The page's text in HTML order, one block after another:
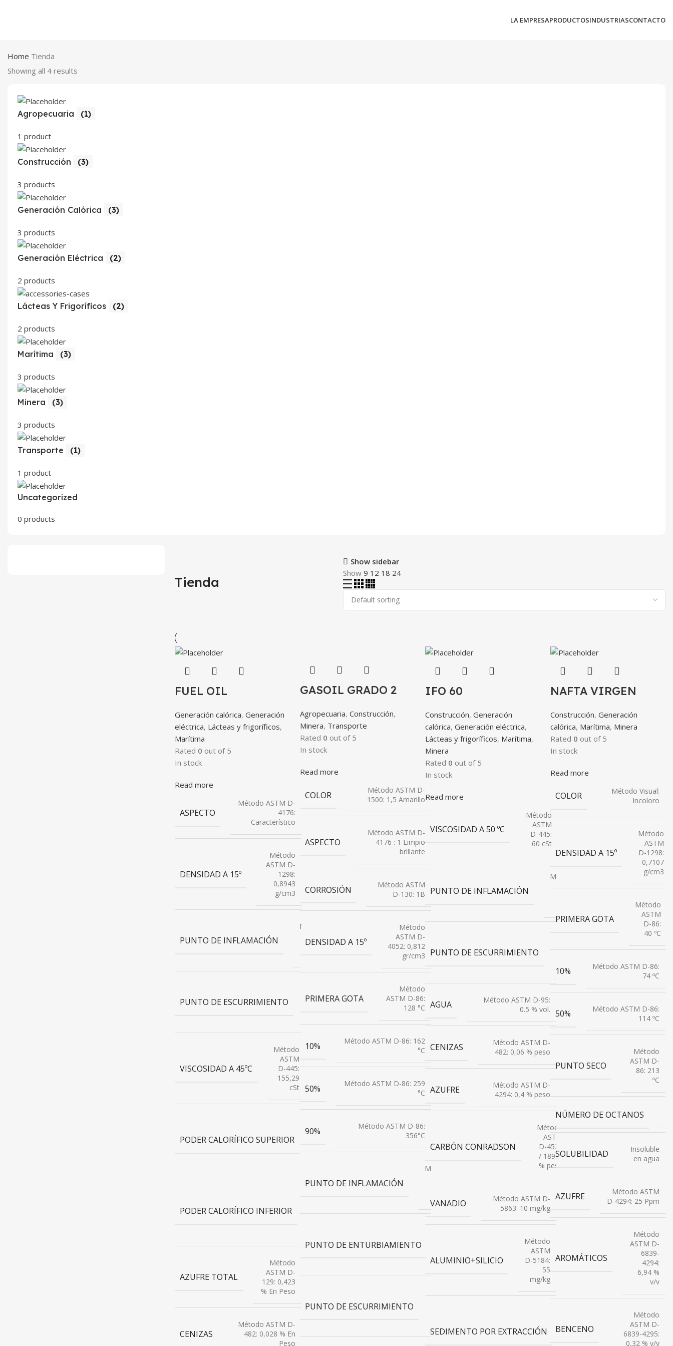
LA EMPRESAPRODUCTOSINDUSTRIASCONTACTO
Home Tienda
Showing all 4 results
Agropecuaria (1)
1 product
Construcción (3)
3 products
Generación Calórica (3)
3 products
Generación Eléctrica (2)
2 products
Lácteas Y Frigoríficos (2)
2 products
Marítima (3)
3 products
Minera (3)
3 products
Transporte (1)
1 product
Uncategorized
0 products
Tienda
Show sidebar
Show9 12 18 24
FUEL OIL
Generación calórica, Generación
eléctrica, Lácteas y frigoríficos,
Marítima
Rated 0 out of 5
In stock
Read more
ASPECTO
Método ASTM D-
4176:
Característico
DENSIDAD A 15º
Método
ASTM D-
1298:
0,8943
g/cm3
PUNTO DE INFLAMACIÓN
Método
D-93:
PUNTO DE ESCURRIMIENTO
ASTM
VISCOSIDAD A 45ºC
Método
ASTM
D-445:
155,29
cSt
PODER CALORÍFICO SUPERIOR
10740
PODER CALORÍFICO INFERIOR
AZUFRE TOTAL
Método
ASTM D-
129: 0,423
% En Peso
CENIZAS
Método ASTM D-
482: 0,028 % En
Peso
GASOIL GRADO 2
Agropecuaria, Construcción,
Minera, Transporte
Rated 0 out of 5
In stock
Read more
COLOR
Método ASTM D-
1500: 1,5 Amarillo
ASPECTO
Método ASTM D-
4176 : 1 Limpio
brillante
CORROSIÓN
Método ASTM
D-130: 1B
DENSIDAD A 15º
Método
ASTM D-
4052: 0,812
gr/cm3
PRIMERA GOTA
Método
ASTM D-86:
128 °C
10%
Método ASTM D-86: 162
°C
50%
Método ASTM D-86: 259
°C
90%
Método ASTM D-86:
356°C
PUNTO DE INFLAMACIÓN
Método
PUNTO DE ENTURBIAMIENTO
2°C
PUNTO DE ESCURRIMIENTO
IFO 60
Construcción, Generación
calórica, Generación eléctrica,
Lácteas y frigoríficos, Marítima,
Minera
Rated 0 out of 5
In stock
Read more
VISCOSIDAD A 50 ºC
Método
ASTM
D-445:
60 cSt
PUNTO DE INFLAMACIÓN
Método
ASTM
PUNTO DE ESCURRIMIENTO
ASTM
AGUA
Método ASTM D-95:
0.5 % vol.
CENIZAS
Método ASTM D-
482: 0,06 % peso
AZUFRE
Método ASTM D-
4294: 0,4 % peso
CARBÓN CONRADSON
Método
ASTM
D-4530
/ 189: 5
% peso
VANADIO
Método ASTM D-
5863: 10 mg/kg
ALUMINIO+SILICIO
Método
ASTM
D-5184:
55
mg/kg
SEDIMENTO POR EXTRACCIÓN
D-473:
NAFTA VIRGEN
Construcción, Generación
calórica, Marítima, Minera
Rated 0 out of 5
In stock
Read more
COLOR
Método Visual:
Incoloro
DENSIDAD A 15º
Método
ASTM
D-1298:
0,7107
g/cm3
PRIMERA GOTA
Método
ASTM
D-86:
40 ºC
10%
Método ASTM D-86:
74 ºC
50%
Método ASTM D-86:
114 ºC
PUNTO SECO
Método
ASTM D-
86: 213
ºC
NÚMERO DE OCTANOS
SOLUBILIDAD
Insoluble
en agua
AZUFRE
Método ASTM
D-4294: 25 Ppm
AROMÁTICOS
Método
ASTM D-
6839-
4294:
6,94 %
v/v
BENCENO
Método
ASTM D-
6839-4295:
0,32 % v/v